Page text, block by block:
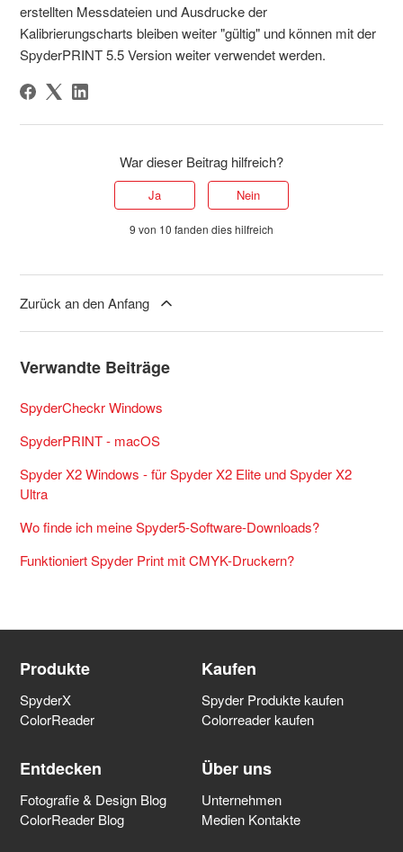
erstellten Messdateien und Ausdrucke der
Kalibrierungscharts bleiben weiter "gültig" und können mit der
SpyderPRINT 5.5 Version weiter verwendet werden.
War dieser Beitrag hilfreich?
Ja Nein
9 von 10 fanden dies hilfreich
Zurück an den Anfang
Verwandte Beiträge
SpyderCheckr Windows
SpyderPRINT - macOS
Spyder X2 Windows - für Spyder X2 Elite und Spyder X2
Ultra
Wo finde ich meine Spyder5-Software-Downloads?
Funktioniert Spyder Print mit CMYK-Druckern?
Produkte
SpyderX
ColorReader
Kaufen
Spyder Produkte kaufen
Colorreader kaufen
Entdecken
Fotografie & Design Blog
ColorReader Blog
Über uns
Unternehmen
Medien Kontakte